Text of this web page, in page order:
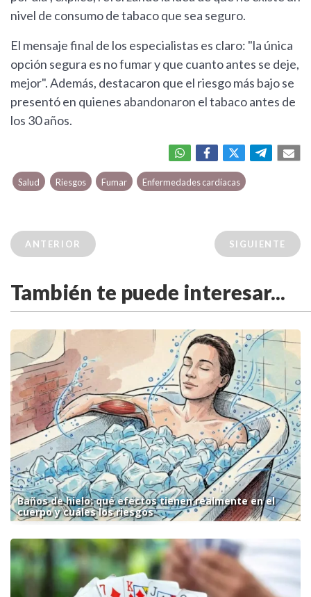
nivel de consumo de tabaco que sea seguro.
El mensaje final de los especialistas es claro: "la única
opción segura es no fumar y que cuanto antes se deje,
mejor". Además, destacaron que el riesgo más bajo se
presentó en quienes abandonaron el tabaco antes de
los 30 años.
Salud Riesgos Fumar Enfermedades cardíacas
ANTERIOR SIGUIENTE
También te puede interesar...
Baños de hielo: qué efectos tienen realmente en el
cuerpo y cuáles los riesgos